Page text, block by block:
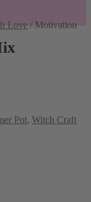
Love /Motivation
Pot, Witch Craft